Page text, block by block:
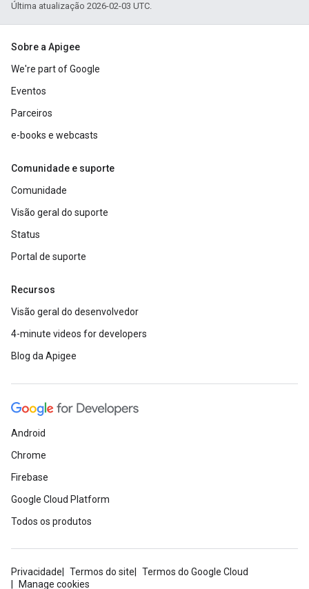
Última atualização 2026-02-03 UTC.
Sobre a Apigee
We're part of Google
Eventos
Parceiros
e-books e webcasts
Comunidade e suporte
Comunidade
Visão geral do suporte
Status
Portal de suporte
Recursos
Visão geral do desenvolvedor
4-minute videos for developers
Blog da Apigee
Android
Chrome
Firebase
Google Cloud Platform
Todos os produtos
Privacidade Termos do site
Termos do Google Cloud
Manage cookies